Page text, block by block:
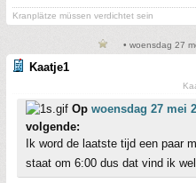
Kranplätze müssen verdichtet sein
• woensdag 27
Kaatje1
Op woensdag 27 mei
volgende:
Ik word de laatste tijd een paar
staat om 6:00 dus dat vind ik